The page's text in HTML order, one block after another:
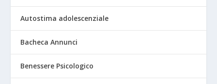
Autostima adolescenziale
Bacheca Annunci
Benessere Psicologico